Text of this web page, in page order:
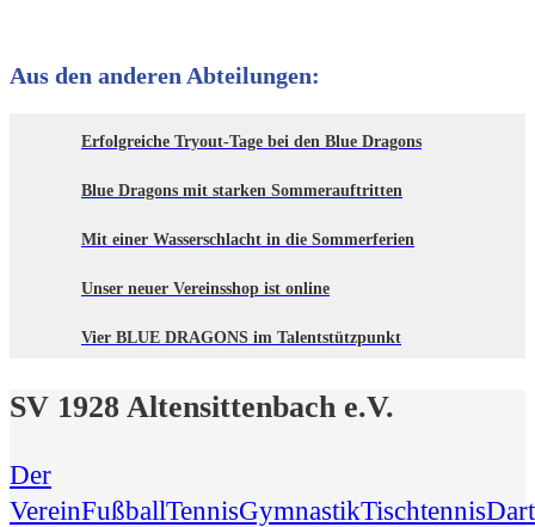
Aus den anderen Abteilungen:
Erfolgreiche Tryout-Tage bei den Blue Dragons
Blue Dragons mit starken Sommerauftritten
Mit einer Wasserschlacht in die Sommerferien
Unser neuer Vereinsshop ist online
Vier BLUE DRAGONS im Talentstützpunkt
SV 1928 Altensittenbach e.V.
Der
VereinFußballTennisGymnastikTischtennis